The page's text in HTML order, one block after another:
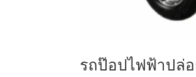
รถป๊อปไฟฟ้าปล่